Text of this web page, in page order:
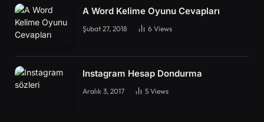
A Word Kelime Oyunu Cevapları
Şubat 27, 2018 6 Views
Instagram Hesap Dondurma
Aralık 3, 2017 5 Views